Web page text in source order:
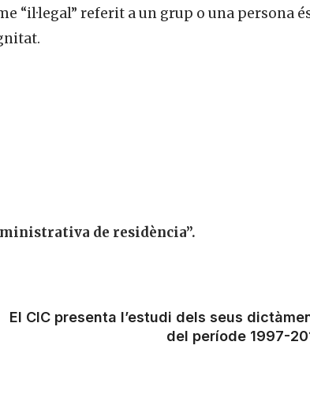
“il·legal” referit a un grup o una persona
de residència”.
El CIC presenta l’estudi dels seus
del període 1997-